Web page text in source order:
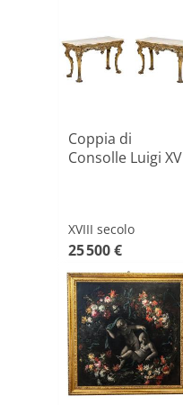
Coppia di
Consolle Luigi XV
XVIII secolo
25 500 €